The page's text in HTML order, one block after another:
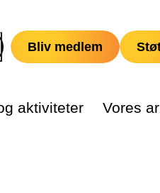
Bliv medlem
aktiviteter Vores